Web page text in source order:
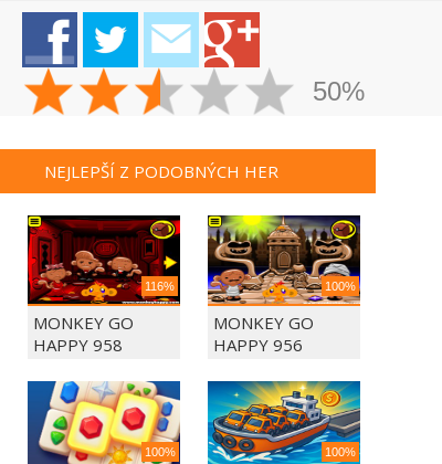
50%
NEJLEPŠÍ Z PODOBNÝCH HER
116%
MONKEY GO
HAPPY 958
100%
MONKEY GO
HAPPY 956
100% 100%